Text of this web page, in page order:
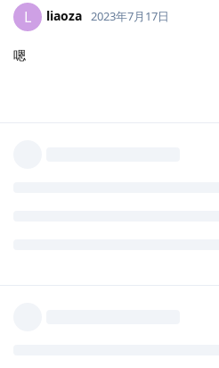
L liaoza 2023年7月17日
嗯